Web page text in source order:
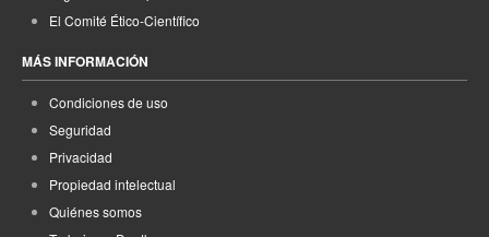
El Comité Ético-Científico
MÁS INFORMACIÓN
Condiciones de uso
Seguridad
Privacidad
Propiedad intelectual
Quiénes somos